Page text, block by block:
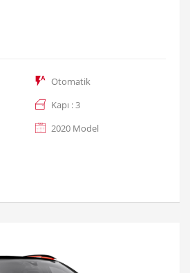
Otomatik
Kapı : 3
2020 Model